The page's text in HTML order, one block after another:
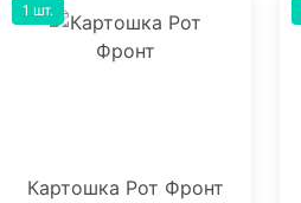
Картошка Рот Фронт
1 шт.